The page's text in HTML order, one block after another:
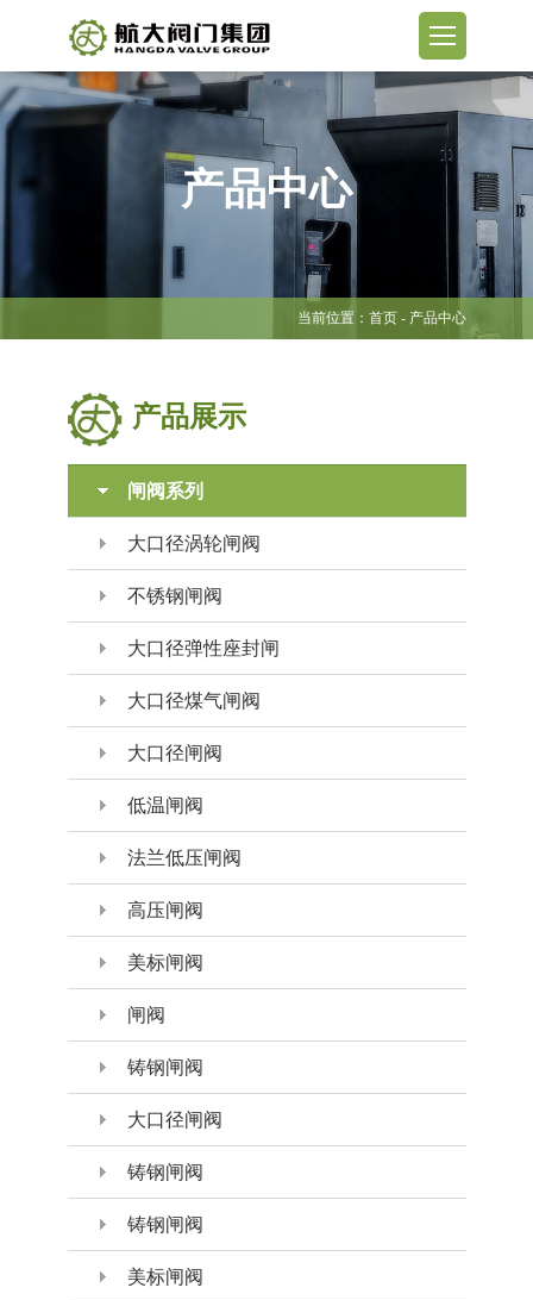
产品中心
当前位置： 首页- 产品中心
产品展示
闸阀系列
大口径涡轮闸阀
不锈钢闸阀
大口径弹性座封闸
大口径煤气闸阀
大口径闸阀
低温闸阀
法兰低压闸阀
高压闸阀
美标闸阀
闸阀
铸钢闸阀
大口径闸阀
铸钢闸阀
铸钢闸阀
美标闸阀